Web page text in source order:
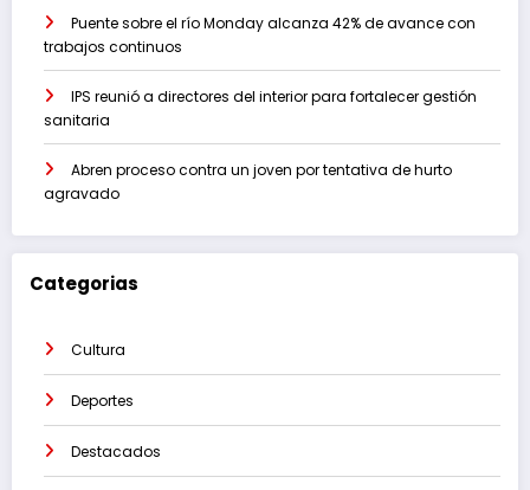
Puente sobre el río Monday alcanza 42% de avance con
trabajos continuos
IPS reunió a directores del interior para fortalecer gestión
sanitaria
Abren proceso contra un joven por tentativa de hurto
agravado
Categorias
Cultura
Deportes
Destacados